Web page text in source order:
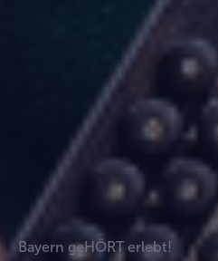
Bayern geHÖRT erlebt!